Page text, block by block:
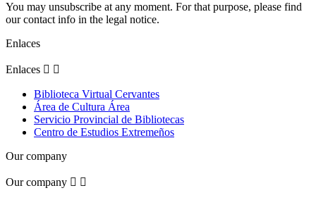
You may unsubscribe at any moment. For that purpose, please find
our contact info in the legal notice.
Enlaces
Enlaces  
Biblioteca Virtual Cervantes
Área de Cultura Área
Servicio Provincial de Bibliotecas
Centro de Estudios Extremeños
Our company
Our company  